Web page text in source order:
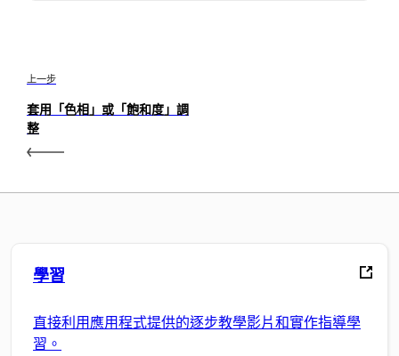
上一步
套用「色相」或「飽和度」調
整
學習
直接利用應用程式提供的逐步教學影片和實作指導學
習。